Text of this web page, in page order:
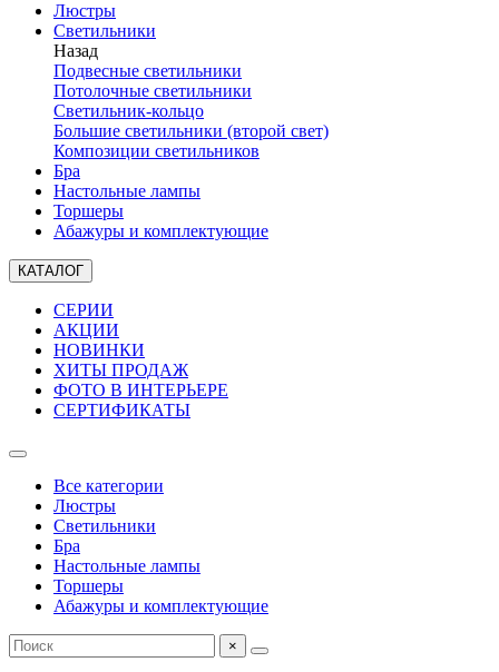
Люстры
Светильники
Назад
Подвесные светильники
Потолочные светильники
Светильник-кольцо
Большие светильники (второй свет)
Композиции светильников
Бра
Настольные лампы
Торшеры
Абажуры и комплектующие
КАТАЛОГ
СЕРИИ
АКЦИИ
НОВИНКИ
ХИТЫ ПРОДАЖ
ФОТО В ИНТЕРЬЕРЕ
СЕРТИФИКАТЫ
Все категории
Люстры
Светильники
Бра
Настольные лампы
Торшеры
Абажуры и комплектующие
×